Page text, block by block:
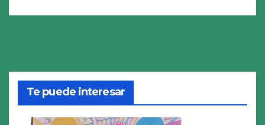
Te puede interesar